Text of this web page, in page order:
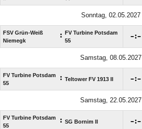
Sonntag, 02.05.2027
FSV Grün-Weiß
Niemegk
: FV Turbine Potsdam
55
:
Samstag, 08.05.2027
FV Turbine Potsdam
55
: Teltower FV 1913 II :
Samstag, 22.05.2027
FV Turbine Potsdam
55
: SG Bornim II :